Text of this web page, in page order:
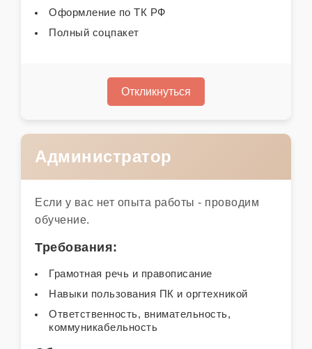
Оформление по ТК РФ
Полный соцпакет
Откликнуться
Администратор
Если у вас нет опыта работы - проводим
обучение.
Требования:
Грамотная речь и правописание
Навыки пользования ПК и оргтехникой
Ответственность, внимательность,
коммуникабельность